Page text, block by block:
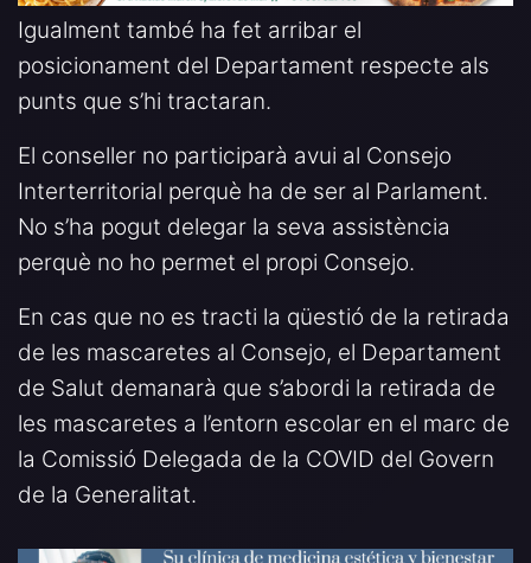
Igualment també ha fet arribar el
posicionament del Departament respecte als
punts que s’hi tractaran.
El conseller no participarà avui al Consejo
Interterritorial perquè ha de ser al Parlament.
No s’ha pogut delegar la seva assistència
perquè no ho permet el propi Consejo.
En cas que no es tracti la qüestió de la retirada
de les mascaretes al Consejo, el Departament
de Salut demanarà que s’abordi la retirada de
les mascaretes a l’entorn escolar en el marc de
la Comissió Delegada de la COVID del Govern
de la Generalitat.